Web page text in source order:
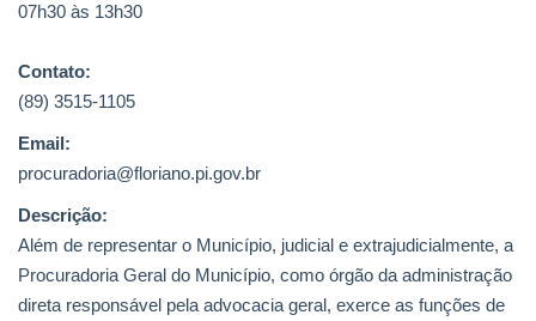
07h30 às 13h30
Contato:
(89) 3515-1105
Email:
procuradoria@floriano.pi.gov.br
Descrição:
Além de representar o Município, judicial e extrajudicialmente, a
Procuradoria Geral do Município, como órgão da administração
direta responsável pela advocacia geral, exerce as funções de